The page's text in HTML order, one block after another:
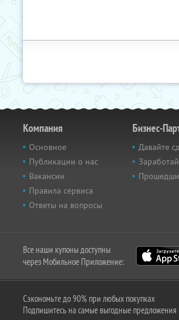
Компания
Основное
Публикации о нас
Вакансии
Правила сервиса
Ответы на вопросы
Бизнес-
Давайте
Все наши купоны доступны
через Мобильное Приложение:
Сэкономьте до 90% при любых покупках
Подпишитесь на самые выгодные предложения